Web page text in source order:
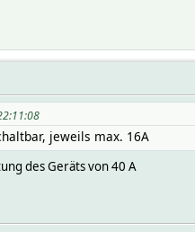
jeweils max. 16A
des Geräts von 40 A